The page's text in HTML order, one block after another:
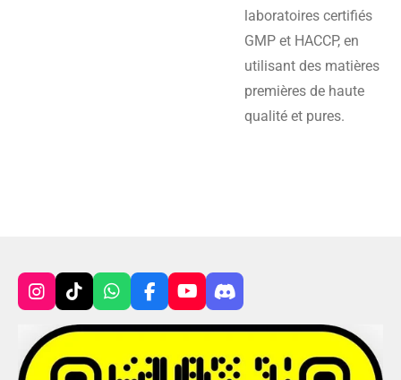
laboratoires certifiés
GMP et HACCP, en
utilisant des matières
premières de haute
qualité et pures.
I
n
t
T
i
k
o
W
h
a
s
F
a
c
b
Y
o
u
u
D
i
s
o